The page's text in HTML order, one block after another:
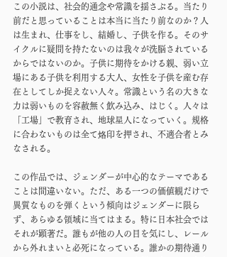
この小説は、社会的通念や常識を揺さぶる。当たり
前だと思っていることは本当に当たり前なのか？人
は生まれ、仕事をし、結婚し、子供を作る。そのサ
イクルに疑問を持たないのは我々が洗脳されている
からではないのか。子供に期待をかける親、弱い立
場にある子供を利用する大人、女性を子供を産む存
在としてしか捉えない人々。常識という名の大きな
力は弱いものを容赦無く飲み込み、はじく。人々は
「工場」で教育され、地球星人になっていく。規格
に合わないものは全て烙印を押され、不適合者とみ
なされる。
この作品では、ジェンダーが中心的なテーマである
ことは間違いない。ただ、ある一つの価値観だけで
異質なものを弾くという傾向はジェンダーに限ら
ず、あらゆる領域に当てはまる。特に日本社会では
それが顕著だ。誰もが他の人の目を気にし、レール
から外れまいと必死になっている。誰かの期待通り